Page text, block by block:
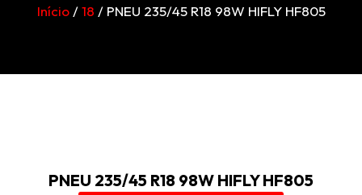
Início/18 / PNEU 235/45 R18 98W HIFLY HF805
PNEU 235/45 R18 98W HIFLY HF805